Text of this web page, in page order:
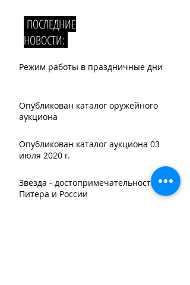
ПОСЛЕДНИЕ
НОВОСТИ:
Режим работы в праздничные дни
Опубликован каталог оружейного
аукциона
Опубликован каталог аукциона 03
июля 2020 г.
Звезда - достопримечательность
Питера и России